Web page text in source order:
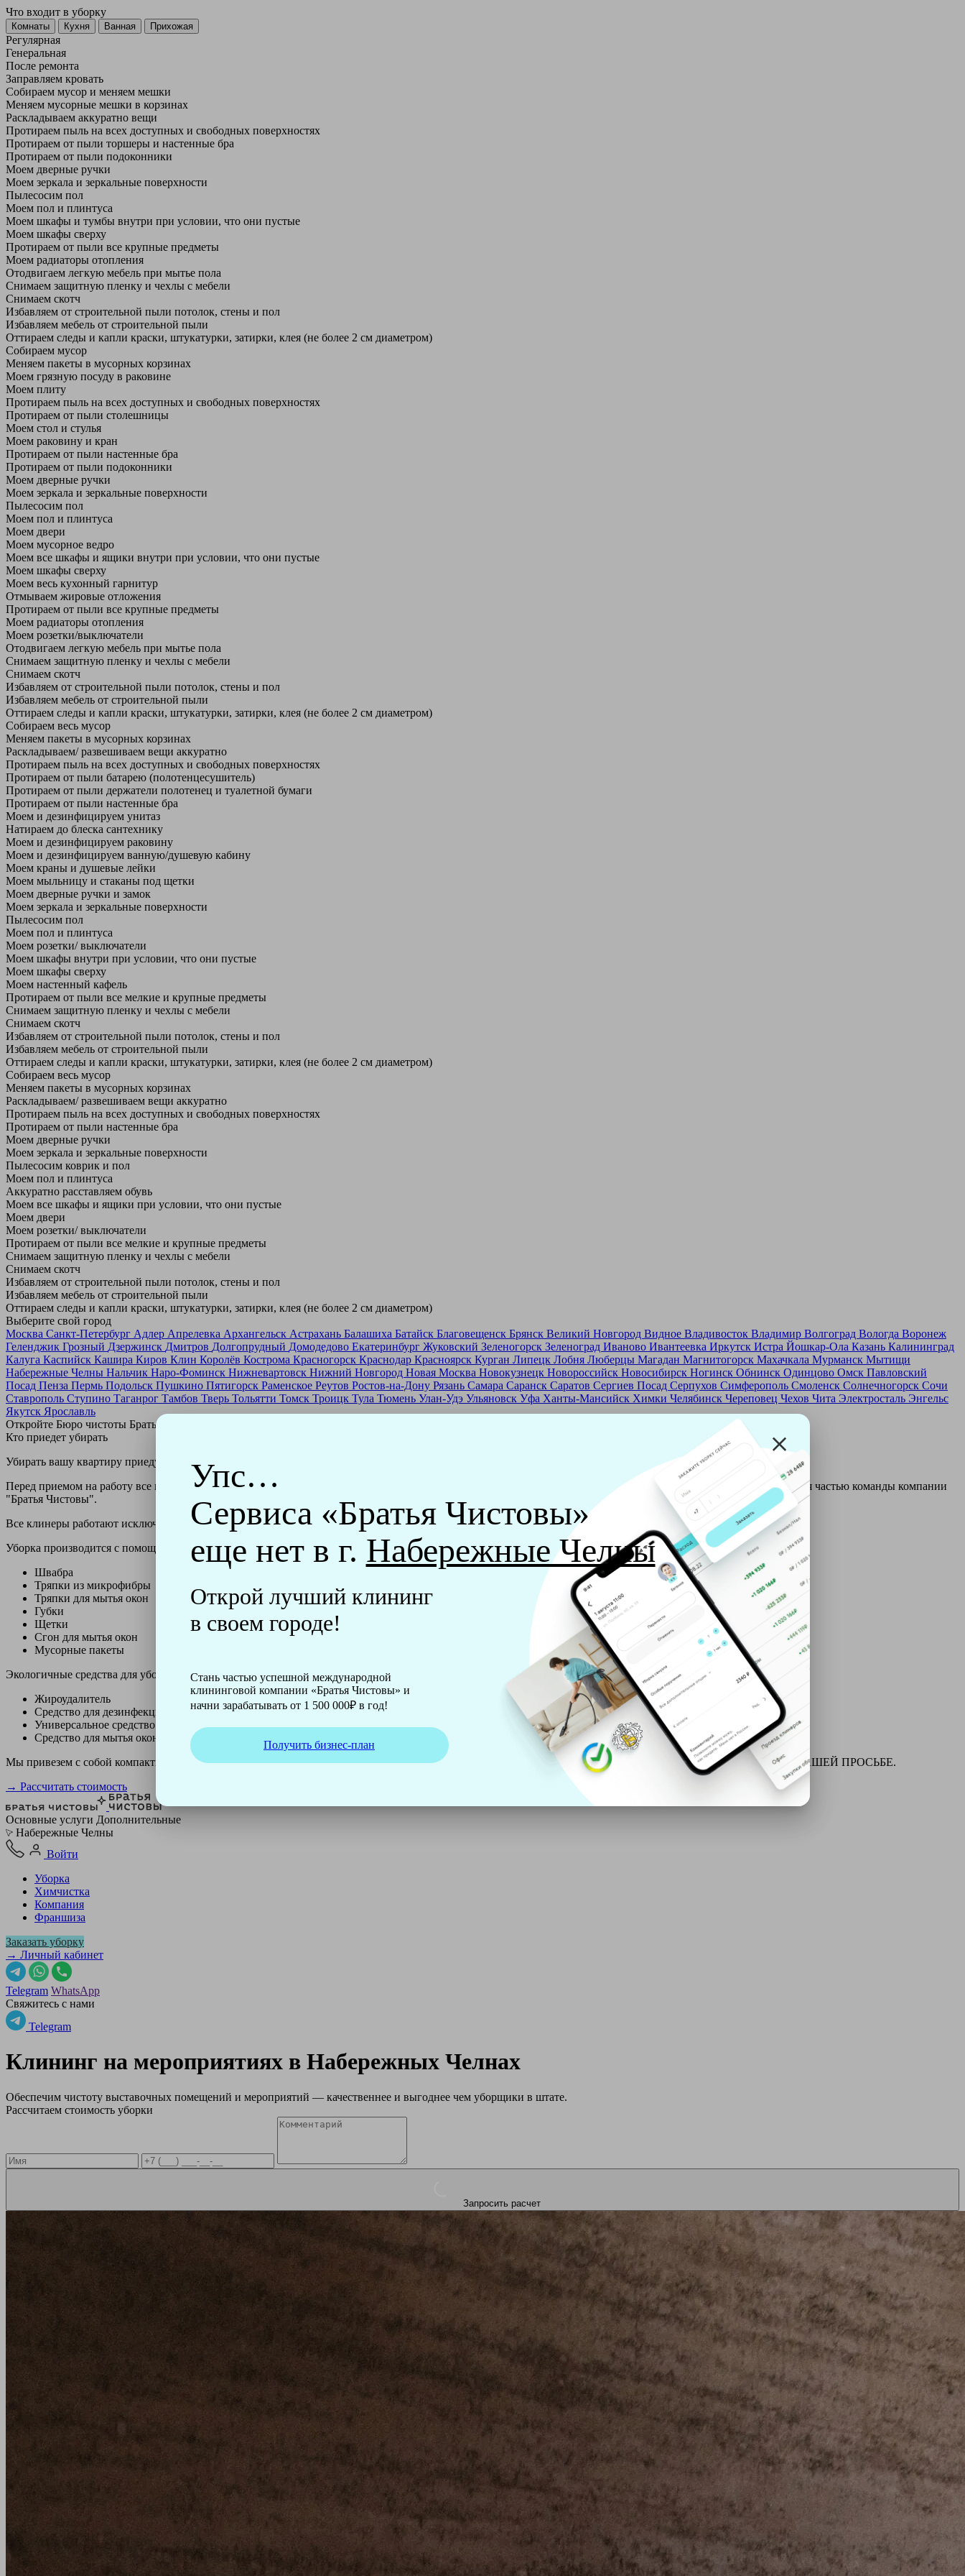
Упс…
Сервиса «Братья Чистовы»
еще нет в г. Набережные Челны
Открой лучший клининг
в своем городе!
Стань частью успешной международной
клининговой компании «Братья Чистовы» и
начни зарабатывать от 1 500 000₽ в год!
Получить бизнес-план
Что входит в уборку
Регу­лярная
Гене­ральная
После ремонта
Заправляем кровать
Собираем мусор и меняем мешки
Меняем мусорные мешки в корзинах
Раскладываем аккуратно вещи
Протираем пыль на всех доступных и свободных поверхностях
Протираем от пыли торшеры и настенные бра
Протираем от пыли подоконники
Моем дверные ручки
Моем зеркала и зеркальные поверхности
Пылесосим пол
Моем пол и плинтуса
Моем шкафы и тумбы внутри при условии, что они пустые
Моем шкафы сверху
Протираем от пыли все крупные предметы
Моем радиаторы отопления
Отодвигаем легкую мебель при мытье пола
Снимаем защитную пленку и чехлы с мебели
Снимаем скотч
Избавляем от строительной пыли потолок, стены и пол
Избавляем мебель от строительной пыли
Оттираем следы и капли краски, штукатурки, затирки, клея (не более 2 см диаметром)
Собираем мусор
Меняем пакеты в мусорных корзинах
Моем грязную посуду в раковине
Моем плиту
Протираем пыль на всех доступных и свободных поверхностях
Протираем от пыли столешницы
Моем стол и стулья
Моем раковину и кран
Протираем от пыли настенные бра
Протираем от пыли подоконники
Моем дверные ручки
Моем зеркала и зеркальные поверхности
Пылесосим пол
Моем пол и плинтуса
Моем двери
Моем мусорное ведро
Моем все шкафы и ящики внутри при условии, что они пустые
Моем шкафы сверху
Моем весь кухонный гарнитур
Отмываем жировые отложения
Протираем от пыли все крупные предметы
Моем радиаторы отопления
Моем розетки/выключатели
Отодвигаем легкую мебель при мытье пола
Снимаем защитную пленку и чехлы с мебели
Снимаем скотч
Избавляем от строительной пыли потолок, стены и пол
Избавляем мебель от строительной пыли
Оттираем следы и капли краски, штукатурки, затирки, клея (не более 2 см диаметром)
Собираем весь мусор
Меняем пакеты в мусорных корзинах
Раскладываем/ развешиваем вещи аккуратно
Протираем пыль на всех доступных и свободных поверхностях
Протираем от пыли батарею (полотенцесушитель)
Протираем от пыли держатели полотенец и туалетной бумаги
Протираем от пыли настенные бра
Моем и дезинфицируем унитаз
Натираем до блеска сантехнику
Моем и дезинфицируем раковину
Моем и дезинфицируем ванную/душевую кабину
Моем краны и душевые лейки
Моем мыльницу и стаканы под щетки
Моем дверные ручки и замок
Моем зеркала и зеркальные поверхности
Пылесосим пол
Моем пол и плинтуса
Моем розетки/ выключатели
Моем шкафы внутри при условии, что они пустые
Моем шкафы сверху
Моем настенный кафель
Протираем от пыли все мелкие и крупные предметы
Снимаем защитную пленку и чехлы с мебели
Снимаем скотч
Избавляем от строительной пыли потолок, стены и пол
Избавляем мебель от строительной пыли
Оттираем следы и капли краски, штукатурки, затирки, клея (не более 2 см диаметром)
Собираем весь мусор
Меняем пакеты в мусорных корзинах
Раскладываем/ развешиваем вещи аккуратно
Протираем пыль на всех доступных и свободных поверхностях
Протираем от пыли настенные бра
Моем дверные ручки
Моем зеркала и зеркальные поверхности
Пылесосим коврик и пол
Моем пол и плинтуса
Аккуратно расставляем обувь
Моем все шкафы и ящики при условии, что они пустые
Моем двери
Моем розетки/ выключатели
Протираем от пыли все мелкие и крупные предметы
Снимаем защитную пленку и чехлы с мебели
Снимаем скотч
Избавляем от строительной пыли потолок, стены и пол
Избавляем мебель от строительной пыли
Оттираем следы и капли краски, штукатурки, затирки, клея (не более 2 см диаметром)
Выберите свой город
Москва Санкт-Петербург Адлер Апрелевка Архангельск Астрахань Балашиха Батайск Благовещенск Брянск Великий Новгород Видное Владивосток Владимир Волгоград Вологда Воронеж
Геленджик Грозный Дзержинск Дмитров Долгопрудный Домодедово Екатеринбург Жуковский Зеленогорск Зеленоград Иваново Ивантеевка Иркутск Истра Йошкар-Ола Казань Калининград
Калуга Каспийск Кашира Киров Клин Королёв Кострома Красногорск Краснодар Красноярск Курган Липецк Лобня Люберцы Магадан Магнитогорск Махачкала Мурманск Мытищи
Набережные Челны Нальчик Наро-Фоминск Нижневартовск Нижний Новгород Новая Москва Новокузнецк Новороссийск Новосибирск Ногинск Обнинск Одинцово Омск Павловский
Посад Пенза Пермь Подольск Пушкино Пятигорск Раменское Реутов Ростов-на-Дону Рязань Самара Саранск Саратов Сергиев Посад Серпухов Симферополь Смоленск Солнечногорск Сочи
Ставрополь Ступино Таганрог Тамбов Тверь Тольятти Томск Троицк Тула Тюмень Улан-Удэ Ульяновск Уфа Ханты-Мансийск Химки Челябинск Череповец Чехов Чита Электросталь Энгельс
Якутск Ярославль
Откройте Бюро чистоты Братьев Чистовых в своем городе по
Кто приедет убирать
Убирать вашу квартиру приедут профессионально обученные клинеры - русские девушки, в возрасте от 24 до 40 лет.
Перед приемом на работу все клинеры проходят аттестацию в нашем обучающем центре, а также проверку в службе безопасности и только после этого становятся частью команды компании
"Братья Чистовы".
Все клинеры работают исключительно в форме с логотипом компании "Братья Чистовы".
Уборка производится с помощью профессиональных технических и химический средств, которые наши клинеры привозят с собой:
Швабра
Тряпки из микрофибры
Тряпки для мытья окон
Губки
Щетки
Сгон для мытья окон
Мусорные пакеты
Экологичные средства для уборки немецкой марки Kiehl:
Жироудалитель
Средство для дезинфекции
Универсальное средство
Средство для мытья окон
Мы привезем с собой компактный профессиональный пылесос фирмы Soteco, а также утюг, ведро, парогенератор, аппарат для химчистки и многое другое ПО ВАШЕЙ ПРОСЬБЕ.
→ Рассчитать стоимость
Основные услуги Дополнительные
Набережные Челны
Войти
Уборка
Химчистка
Компания
Франшиза
Заказать уборку
→ Личный кабинет
Telegram WhatsApp
Свяжитесь с нами
Telegram
Клининг на мероприятиях в Набережных Челнах
Обеспечим чистоту выставочных помещений и мероприятий — качественнее и выгоднее чем уборщики в штате.
Рассчитаем стоимость уборки
Запросить расчет